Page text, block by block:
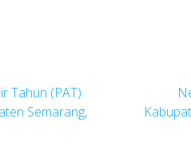
Tahun (PAT)
Semarang,